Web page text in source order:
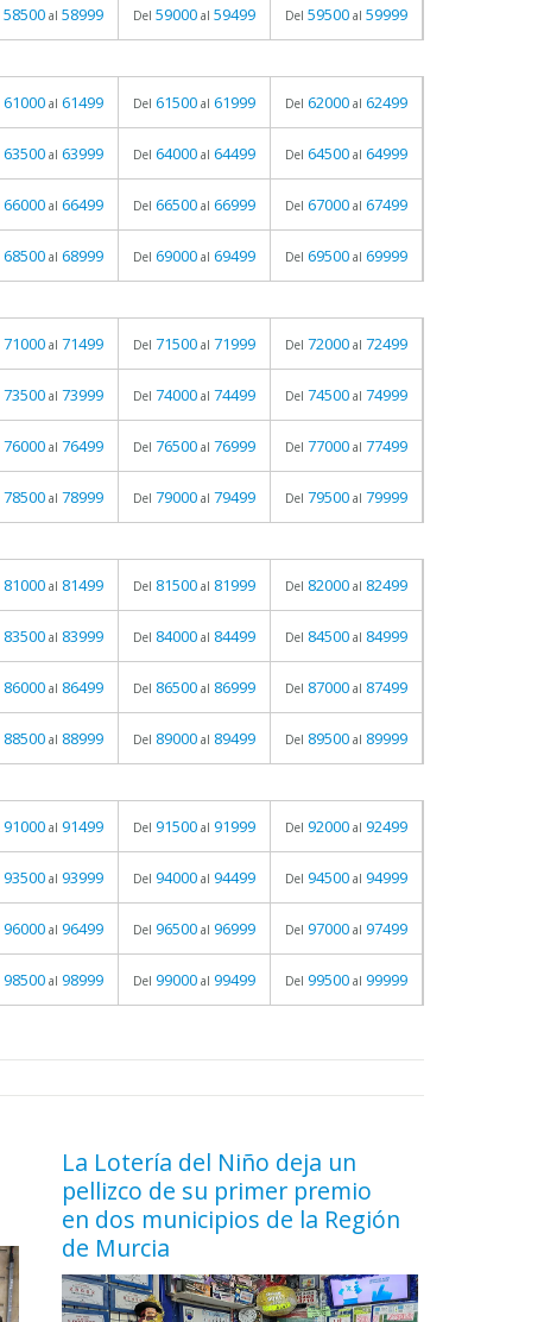
58500 al 58999 Del 59000 al 59499 Del 59500 al 59999
61000 al 61499 Del 61500 al 61999 Del 62000 al 62499
63500 al 63999 Del 64000 al 64499 Del 64500 al 64999
66000 al 66499 Del 66500 al 66999 Del 67000 al 67499
68500 al 68999 Del 69000 al 69499 Del 69500 al 69999
71000 al 71499 Del 71500 al 71999 Del 72000 al 72499
73500 al 73999 Del 74000 al 74499 Del 74500 al 74999
76000 al 76499 Del 76500 al 76999 Del 77000 al 77499
78500 al 78999 Del 79000 al 79499 Del 79500 al 79999
81000 al 81499 Del 81500 al 81999 Del 82000 al 82499
83500 al 83999 Del 84000 al 84499 Del 84500 al 84999
86000 al 86499 Del 86500 al 86999 Del 87000 al 87499
88500 al 88999 Del 89000 al 89499 Del 89500 al 89999
91000 al 91499 Del 91500 al 91999 Del 92000 al 92499
93500 al 93999 Del 94000 al 94499 Del 94500 al 94999
96000 al 96499 Del 96500 al 96999 Del 97000 al 97499
98500 al 98999 Del 99000 al 99499 Del 99500 al 99999
La Lotería del Niño deja un
pellizco de su primer premio
en dos municipios de la Región
de Murcia